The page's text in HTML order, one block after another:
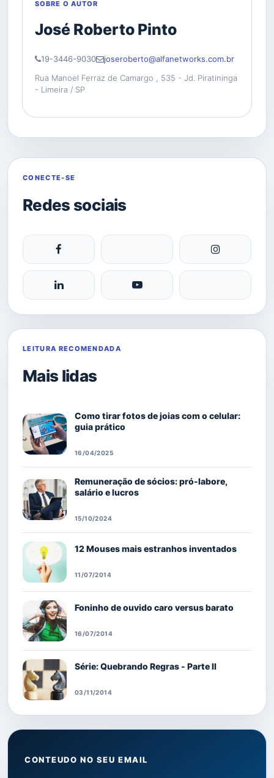
SOBRE O AUTOR
José Roberto Pinto
19-3446-9030
joseroberto@alfanetworks.com.br
Rua Manoel Ferraz de Camargo , 535 - Jd. Piratininga
- Limeira / SP
CONECTE-SE
Redes sociais
LEITURA RECOMENDADA
Mais lidas
Como tirar fotos de joias com o celular:
guia prático
16/04/2025
Remuneração de sócios: pró-labore,
salário e lucros
15/10/2024
12 Mouses mais estranhos inventados
11/07/2014
Foninho de ouvido caro versus barato
16/07/2014
Série: Quebrando Regras - Parte II
03/11/2014
CONTEUDO NO SEU EMAIL